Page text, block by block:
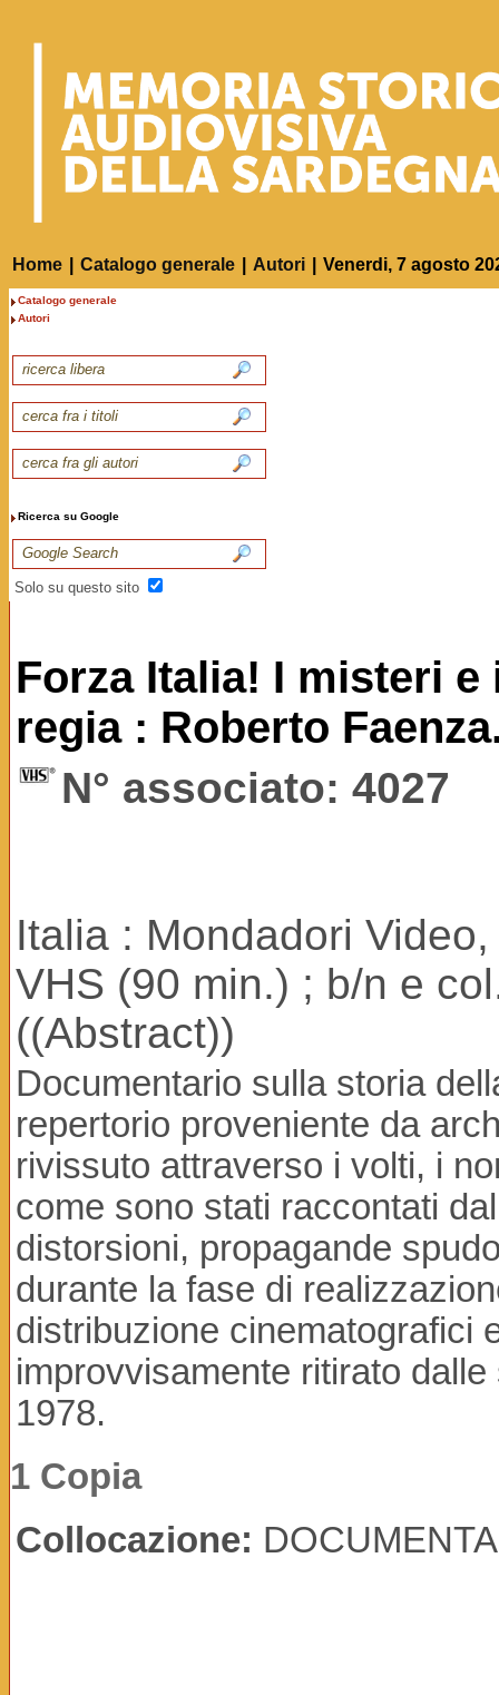
Home Catalogo generale Autori Venerdi, 7 agosto
Catalogo generale
Autori
Ricerca su Google
Solo su questo sito
Forza Italia! I misteri
regia : Roberto
N° associato: 4027
Italia : Mondadori
VHS (90 min.) ; b/n e
((Abstract))
Documentario sulla storia
repertorio proveniente da
rivissuto attraverso i volti, i
come sono stati raccontati
distorsioni, propagande
durante la fase di
distribuzione cinematografici
improvvisamente ritirato
1978.
1 Copia
Collocazione: